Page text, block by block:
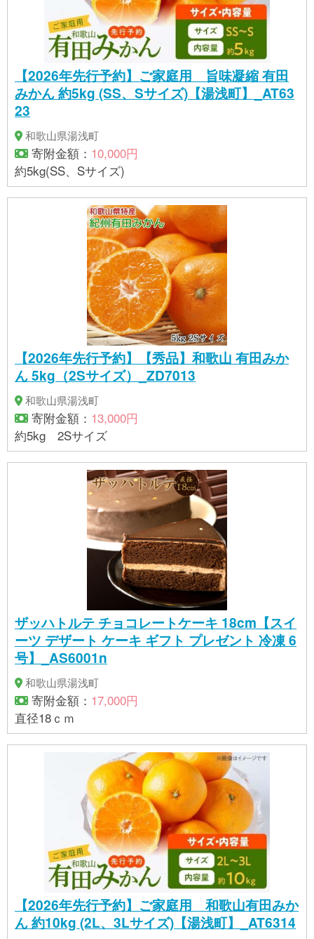
【2026年先行予約】ご家庭用 旨味凝縮 有田
みかん 約5kg (SS、Sサイズ)【湯浅町】_AT63
23
和歌山県湯浅町
寄附金額： 10,000円
約5kg(SS、Sサイズ)
【2026年先行予約】【秀品】和歌山 有田みか
ん 5kg（2Sサイズ）_ZD7013
和歌山県湯浅町
寄附金額： 13,000円
約5kg 2Sサイズ
ザッハトルテ チョコレートケーキ 18cm【スイ
ーツ デザート ケーキ ギフト プレゼント 冷凍 6
号】_AS6001n
和歌山県湯浅町
寄附金額： 17,000円
直径18ｃｍ
【2026年先行予約】ご家庭用 和歌山有田みか
ん 約10kg (2L、3Lサイズ)【湯浅町】_AT6314